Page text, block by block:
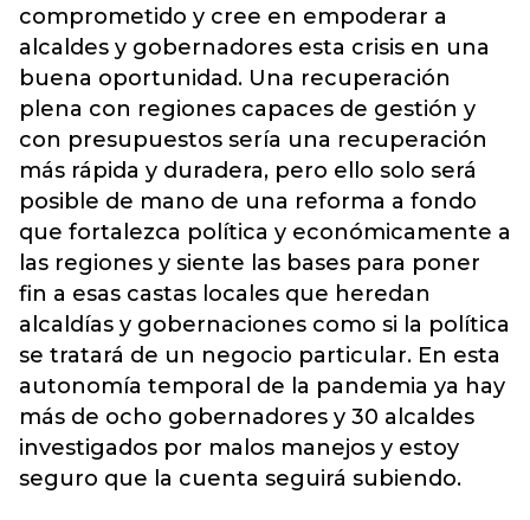
comprometido y cree en empoderar a
alcaldes y gobernadores esta crisis en una
buena oportunidad. Una recuperación
plena con regiones capaces de gestión y
con presupuestos sería una recuperación
más rápida y duradera, pero ello solo será
posible de mano de una reforma a fondo
que fortalezca política y económicamente a
las regiones y siente las bases para poner
fin a esas castas locales que heredan
alcaldías y gobernaciones como si la política
se tratará de un negocio particular. En esta
autonomía temporal de la pandemia ya hay
más de ocho gobernadores y 30 alcaldes
investigados por malos manejos y estoy
seguro que la cuenta seguirá subiendo.